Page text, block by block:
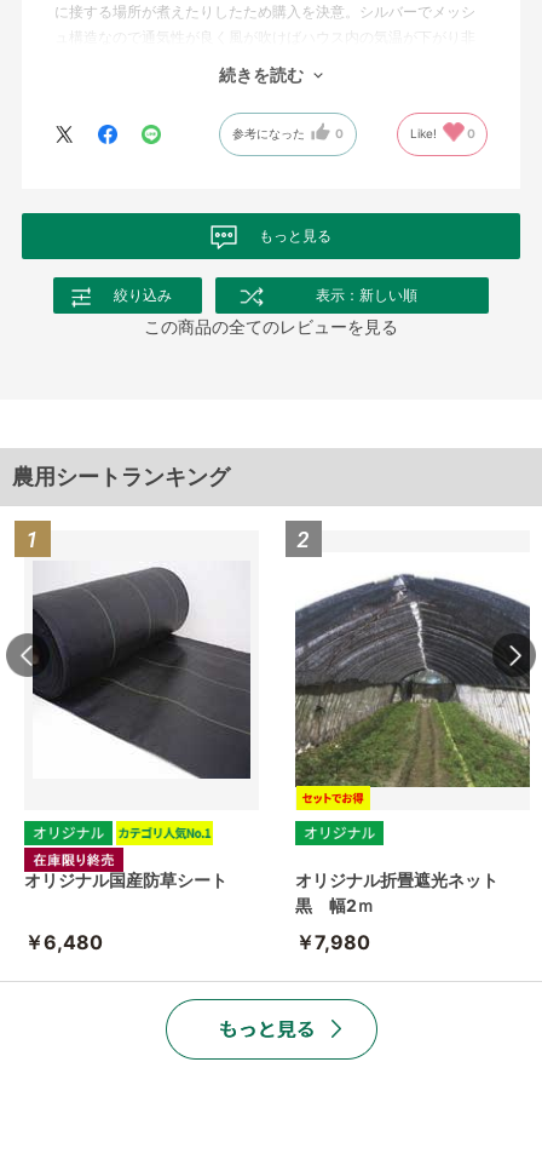
に接する場所が煮えたりしたため購入を決意。シルバーでメッシ
ュ構造なので通気性が良く風が吹けばハウス内の気温が下がり非
また上記に上げたイチゴの果実に出る障害は完全に消えて規格内
の商品が増えたため良い設備投資になった。
以上より星5つで評価します。
続きを読む
参考になった 0 Like! 0
もっと見る
絞り込み 表示：新しい順
この商品の全てのレビューを見る
農用シートランキング
オリジナル国産防草シート
￥6,480
オリジナル折畳遮光ネット
黒 幅2ｍ
￥7,980